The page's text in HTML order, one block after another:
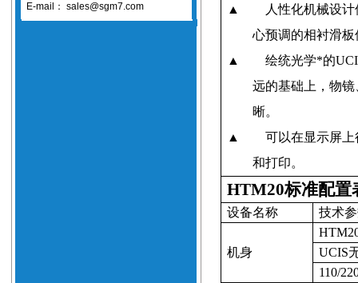
E-mail： sales@sgm7.com
▲
人性化机械设
心预调的相衬滑
▲
绘统光学*的
远的基础上，物
晰。
▲
可以在显示屏
和打印。
HTM20标准配置
设备名称 技术
机身
UCIS
110/